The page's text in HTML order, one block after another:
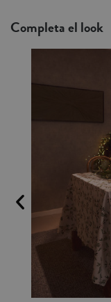
Completa el look